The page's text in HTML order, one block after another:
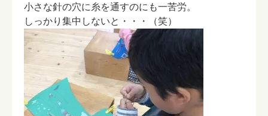
小さな針の穴に糸を通すのにも一苦労。
しっかり集中しないと・・・（笑）